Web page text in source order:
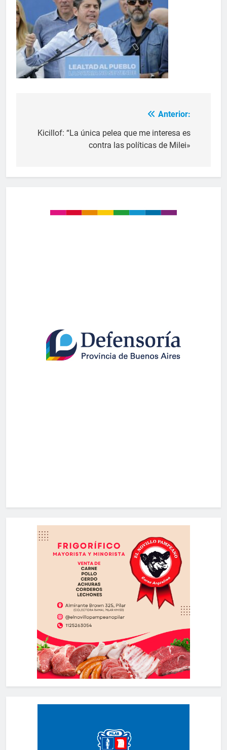
Anterior:
Kicillof: “La única pelea que me interesa es
contra las políticas de Milei»